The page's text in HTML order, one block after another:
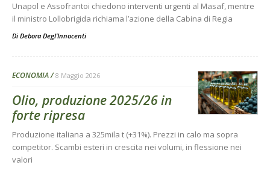
Unapol e Assofrantoi chiedono interventi urgenti al Masaf, mentre
il ministro Lollobrigida richiama l’azione della Cabina di Regia
Di Debora Degl’Innocenti
ECONOMIA 8 Maggio 2026
Olio, produzione 2025/26 in
forte ripresa
Produzione italiana a 325mila t (+31%). Prezzi in calo ma sopra
competitor. Scambi esteri in crescita nei volumi, in flessione nei
valori